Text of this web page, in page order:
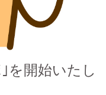
を開始いたし